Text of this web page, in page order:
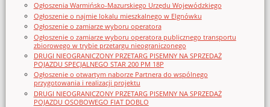
Ogłoszenia Warmińsko-Mazurskiego Urzędu Wojewódzkiego
Ogłoszenie o najmie lokalu mieszkalnego w Elgnówku
Ogłoszenie o zamiarze wyboru operatora
Ogłoszenie o zamiarze wyboru operatora publicznego transportu
zbiorowego w trybie przetargu nieograniczonego
DRUGI NIEOGRANICZONY PRZETARG PISEMNY NA SPRZEDAŻ
POJAZDU SPECJALNEGO STAR 200 PM 18P
Ogłoszenie o otwartym naborze Partnera do wspólnego
przygotowania i realizacji projektu
DRUGI NIEOGRANICZONY PRZETARG PISEMNY NA SPRZEDAŻ
POJAZDU OSOBOWEGO FIAT DOBLO